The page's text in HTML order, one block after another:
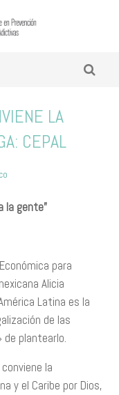
LA
CEPAL
la gente”
para
Alicia
Latina es la
de las
de plantearlo.
la
y el Caribe por Dios,